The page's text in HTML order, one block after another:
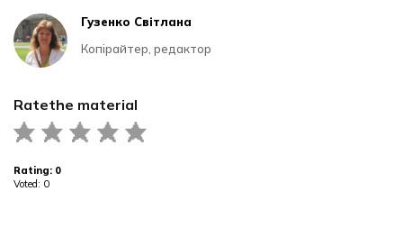
Ratethe material
Rating: 0
Voted: 0
Гузенко Світлана
Копірайтер, редактор